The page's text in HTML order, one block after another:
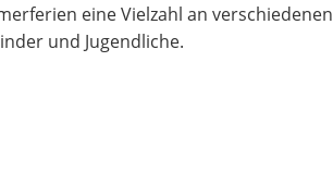
eine Vielzahl an verschiedenen
und Jugendliche.